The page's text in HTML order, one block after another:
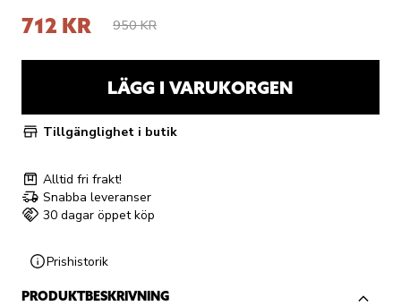
712 KR 950 KR
LÄGG I VARUKORGEN
Tillgänglighet i butik
Alltid fri frakt!
Snabba leveranser
30 dagar öppet köp
Prishistorik
PRODUKTBESKRIVNING